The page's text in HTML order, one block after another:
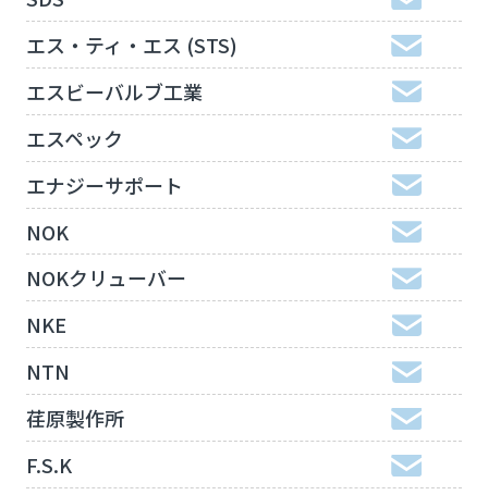
エス・ティ・エス (STS)
エスビーバルブ工業
エスペック
エナジーサポート
NOK
NOKクリューバー
NKE
NTN
荏原製作所
F.S.K